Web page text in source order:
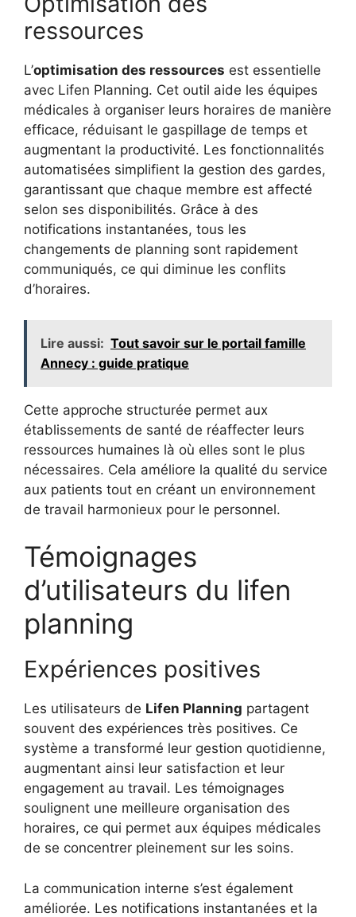
ressources
L’optimisation des ressources est essentielle
avec Lifen Planning. Cet outil aide les équipes
médicales à organiser leurs horaires de manière
efficace, réduisant le gaspillage de temps et
augmentant la productivité. Les fonctionnalités
automatisées simplifient la gestion des gardes,
garantissant que chaque membre est affecté
selon ses disponibilités. Grâce à des
notifications instantanées, tous les
changements de planning sont rapidement
communiqués, ce qui diminue les conflits
d’horaires.
Lire aussi: Tout savoir sur le portail famille
Annecy : guide pratique
Cette approche structurée permet aux
établissements de santé de réaffecter leurs
ressources humaines là où elles sont le plus
nécessaires. Cela améliore la qualité du service
aux patients tout en créant un environnement
de travail harmonieux pour le personnel.
Témoignages
d’utilisateurs du lifen
planning
Expériences positives
Les utilisateurs de Lifen Planning partagent
souvent des expériences très positives. Ce
système a transformé leur gestion quotidienne,
augmentant ainsi leur satisfaction et leur
engagement au travail. Les témoignages
soulignent une meilleure organisation des
horaires, ce qui permet aux équipes médicales
de se concentrer pleinement sur les soins.
La communication interne s’est également
améliorée. Les notifications instantanées et la